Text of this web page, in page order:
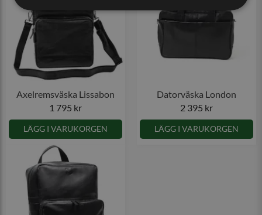
Axelremsväska Lissabon
1 795 kr
LÄGG I VARUKORGEN
Datorväska London
2 395 kr
LÄGG I VARUKORGEN